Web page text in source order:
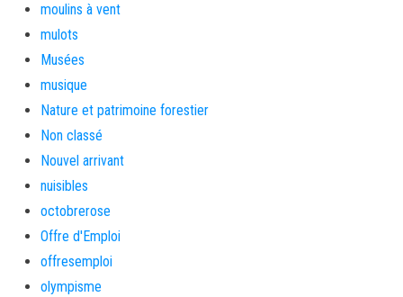
moulins à vent
mulots
Musées
musique
Nature et patrimoine forestier
Non classé
Nouvel arrivant
nuisibles
octobrerose
Offre d'Emploi
offresemploi
olympisme